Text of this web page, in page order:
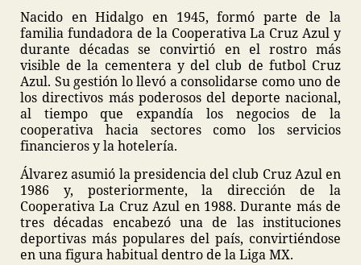
Nacido en Hidalgo en 1945, formó parte de la
familia fundadora de la Cooperativa La Cruz Azul y
durante décadas se convirtió en el rostro más
visible de la cementera y del club de futbol Cruz
Azul. Su gestión lo llevó a consolidarse como uno de
los directivos más poderosos del deporte nacional,
al tiempo que expandía los negocios de la
cooperativa hacia sectores como los servicios
financieros y la hotelería.
Álvarez asumió la presidencia del club Cruz Azul en
1986 y, posteriormente, la dirección de la
Cooperativa La Cruz Azul en 1988. Durante más de
tres décadas encabezó una de las instituciones
deportivas más populares del país, convirtiéndose
en una figura habitual dentro de la Liga MX.